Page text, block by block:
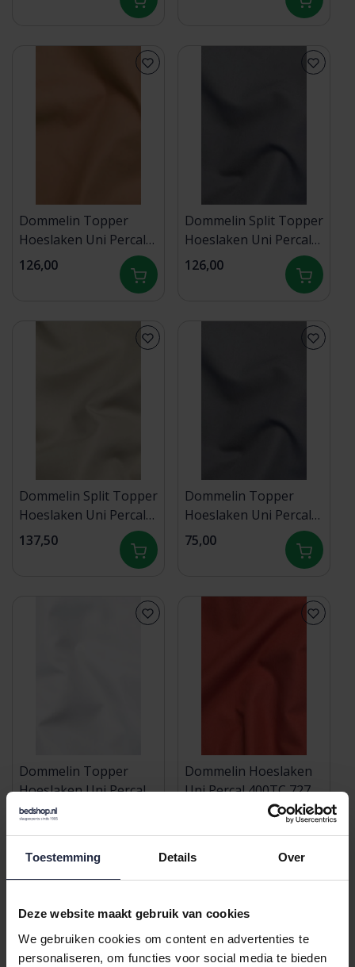
Toestemming Details Over
Deze website maakt gebruik van cookies
We gebruiken cookies om content en advertenties te
personaliseren, om functies voor social media te bieden
Dommelin Topper
Hoeslaken Uni Percal
400tc 722 Cognac
126,00
Dommelin Split Topper
Hoeslaken Uni Percal
400TC 750 Zink
126,00
Dommelin Split Topper
Hoeslaken Uni Percal
400TC 721 Sesam
137,50
Dommelin Topper
Hoeslaken Uni Percal
400TC 750 Zink
75,00
Dommelin Topper
Hoeslaken Uni Percal
400TC 710 Wit
57,00
Dommelin Hoeslaken
Uni Percal 400TC 727
Koraal 200x210/30